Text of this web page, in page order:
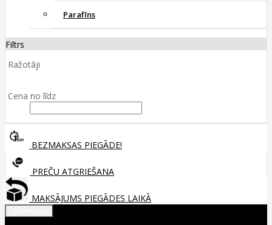
Parafīns
Filtrs
Ražotāji
Cena no līdz
BEZMAKSAS PIEGĀDE!
PREČU ATGRIEŠANA
MAKSĀJUMS PIEGĀDES LAIKĀ